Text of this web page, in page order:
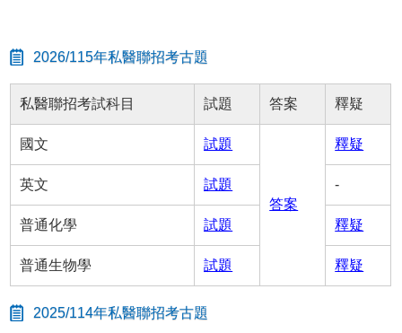
2026/115年私醫聯招考古題
私醫聯招考試科目 試題 答案 釋疑
國文 試題
答案
釋疑
英文 試題 -
普通化學 試題 釋疑
普通生物學 試題 釋疑
2025/114年私醫聯招考古題